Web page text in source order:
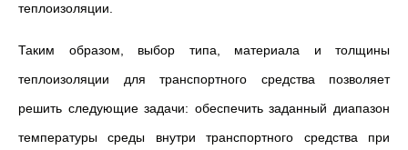
теплоизоляции.
Таким образом, выбор типа, материала и толщины
теплоизоляции для транспортного средства позволяет
решить следующие задачи: обеспечить заданный диапазон
температуры среды внутри транспортного средства при